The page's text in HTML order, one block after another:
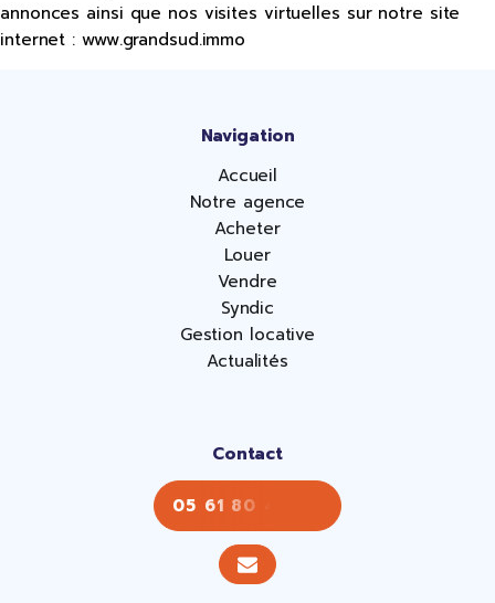
annonces ainsi que nos visites virtuelles sur notre site
internet : www.grandsud.immo
Navigation
Accueil
Notre agence
Acheter
Louer
Vendre
Syndic
Gestion locative
Actualités
Contact
05 61 80 43 43